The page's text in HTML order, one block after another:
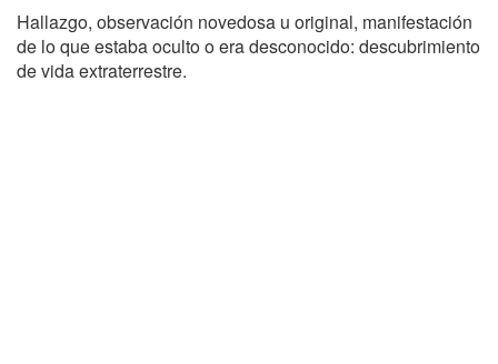
Hallazgo, observación novedosa u original, manifestación
de lo que estaba oculto o era desconocido: descubrimiento
de vida extraterrestre.